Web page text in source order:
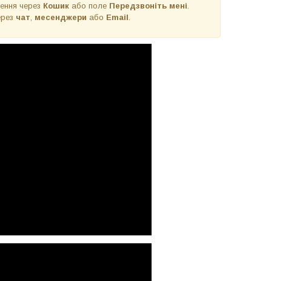
через Кошик або поле Передзвоніть мені
чат месенджери або Email